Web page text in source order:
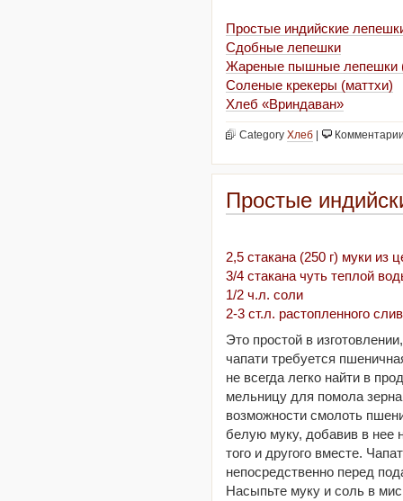
Простые индийские
Сдобные лепешки
Жареные пышные лепешки
Соленые крекеры (маттхи)
Хлеб «Вриндаван»
Category Хлеб
Простые
2,5 стакана (250 г) муки из
3/4 стакана чуть теплой
1/2 ч.л. соли
2-3 ст.л. растопленного
Это простой в
чапати требуется
не всегда легко найти в
мельницу для помола
возможности смолоть
белую муку, добавив в нее
того и другого вместе.
непосредственно перед
Насыпьте муку и соль в